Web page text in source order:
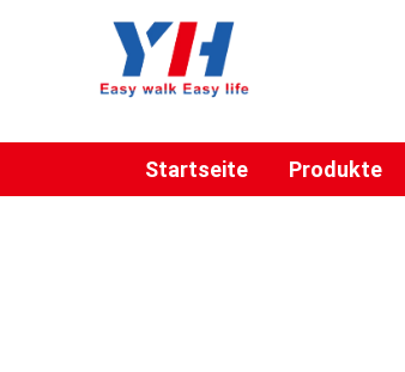
Startseite Produkte